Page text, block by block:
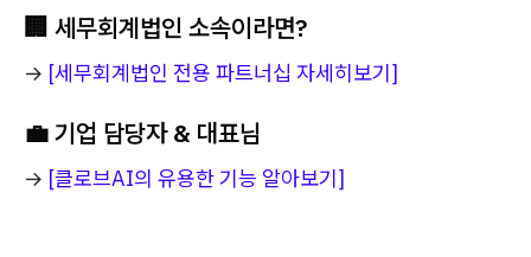
🏢 세무회계법인 소속이라면?
→ [세무회계법인 전용 파트너십 자세히보기]
💼기업 담당자 & 대표님
→ [클로브AI의 유용한 기능 알아보기]